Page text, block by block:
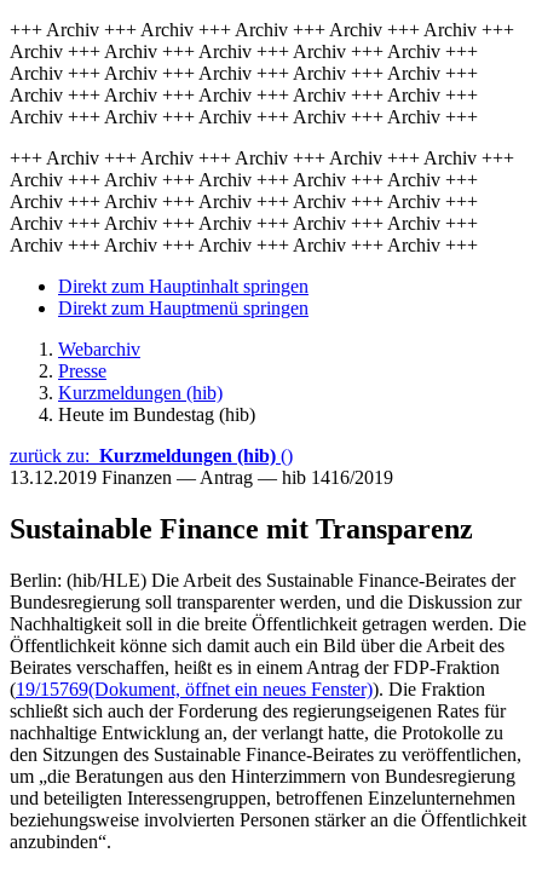
+++ Archiv +++ Archiv +++ Archiv +++ Archiv +++ Archiv +++
Archiv +++ Archiv +++ Archiv +++ Archiv +++ Archiv +++
Archiv +++ Archiv +++ Archiv +++ Archiv +++ Archiv +++
Archiv +++ Archiv +++ Archiv +++ Archiv +++ Archiv +++
Archiv +++ Archiv +++ Archiv +++ Archiv +++ Archiv +++
+++ Archiv +++ Archiv +++ Archiv +++ Archiv +++ Archiv +++
Archiv +++ Archiv +++ Archiv +++ Archiv +++ Archiv +++
Archiv +++ Archiv +++ Archiv +++ Archiv +++ Archiv +++
Archiv +++ Archiv +++ Archiv +++ Archiv +++ Archiv +++
Archiv +++ Archiv +++ Archiv +++ Archiv +++ Archiv +++
Direkt zum Hauptinhalt springen
Direkt zum Hauptmenü springen
Webarchiv
Presse
Kurzmeldungen (hib)
Heute im Bundestag (hib)
zurück zu: Kurzmeldungen (hib) ()
13.12.2019 Finanzen — Antrag — hib 1416/2019
Sustainable Finance mit Transparenz
Berlin: (hib/HLE) Die Arbeit des Sustainable Finance-Beirates der
Bundesregierung soll transparenter werden, und die Diskussion zur
Nachhaltigkeit soll in die breite Öffentlichkeit getragen werden. Die
Öffentlichkeit könne sich damit auch ein Bild über die Arbeit des
Beirates verschaffen, heißt es in einem Antrag der FDP-Fraktion
(19/15769(Dokument, öffnet ein neues Fenster)). Die Fraktion
schließt sich auch der Forderung des regierungseigenen Rates für
nachhaltige Entwicklung an, der verlangt hatte, die Protokolle zu
den Sitzungen des Sustainable Finance-Beirates zu veröffentlichen,
um „die Beratungen aus den Hinterzimmern von Bundesregierung
und beteiligten Interessengruppen, betroffenen Einzelunternehmen
beziehungsweise involvierten Personen stärker an die Öffentlichkeit
anzubinden“.